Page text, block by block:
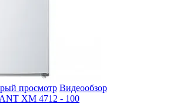
просмотр Видеообзор
ХМ 4712 - 100